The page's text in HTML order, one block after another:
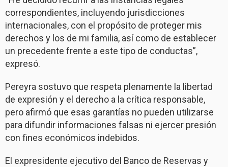
correspondientes, incluyendo jurisdicciones
internacionales, con el propósito de proteger mis
derechos y los de mi familia, así como de establecer
un precedente frente a este tipo de conductas”,
expresó.
Pereyra sostuvo que respeta plenamente la libertad
de expresión y el derecho a la crítica responsable,
pero afirmó que esas garantías no pueden utilizarse
para difundir informaciones falsas ni ejercer presión
con fines económicos indebidos.
El expresidente ejecutivo del Banco de Reservas y